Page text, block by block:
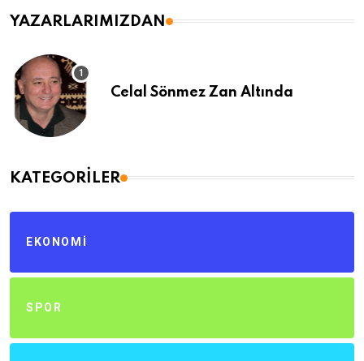
YAZARLARIMIZDAN
Celal Sönmez Zan Altında
KATEGORILER
EKONOMI
SPOR